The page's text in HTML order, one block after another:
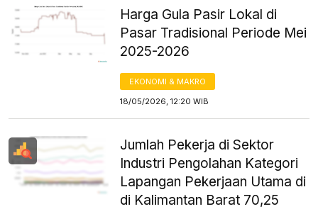
Harga Gula Pasir Lokal di
Pasar Tradisional Periode Mei
2025-2026
EKONOMI & MAKRO
18/05/2026, 12:20 WIB
Jumlah Pekerja di Sektor
Industri Pengolahan Kategori
Lapangan Pekerjaan Utama di
di Kalimantan Barat 70,25